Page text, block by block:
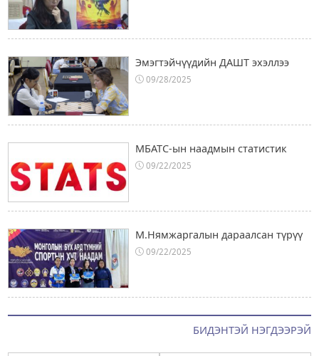
Эмэгтэйчүүдийн ДАШТ эхэллээ
09/28/2025
МБАТС-ын наадмын статистик
09/22/2025
М.Нямжаргалын дараалсан түрүү
09/22/2025
БИДЭНТЭЙ НЭГДЭЭРЭЙ